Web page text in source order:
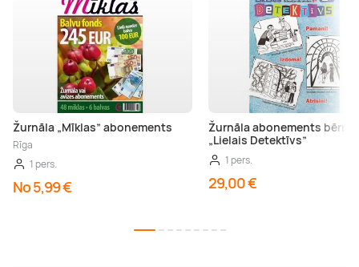
Žurnāla „Mīklas” abonements
Rīga
1 pers.
No 5,99 €
Žurnāla abonements
„Lielais Detektīvs”
1 pers.
29,00 €